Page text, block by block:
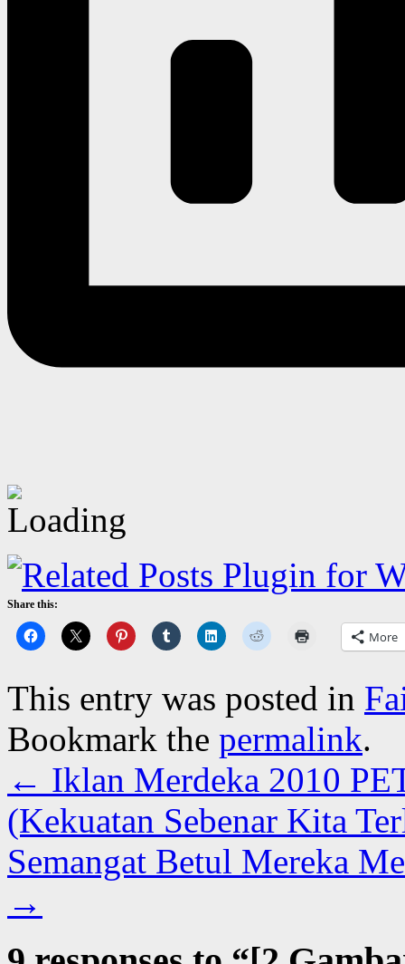
Share this:
More
This entry was posted in
Bookmark the permalink.
← Iklan Merdeka 2010
(Kekuatan Sebenar Kita
Semangat Betul Mereka
→